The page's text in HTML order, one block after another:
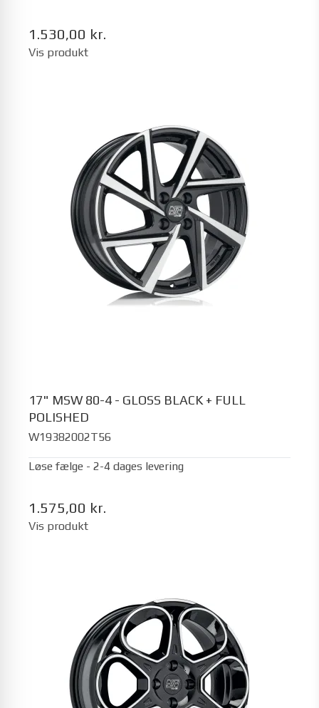
1.530,00 kr.
Vis produkt
17" MSW 80-4 - GLOSS BLACK + FULL
POLISHED
W19382002T56
Løse fælge - 2-4 dages levering
1.575,00 kr.
Vis produkt